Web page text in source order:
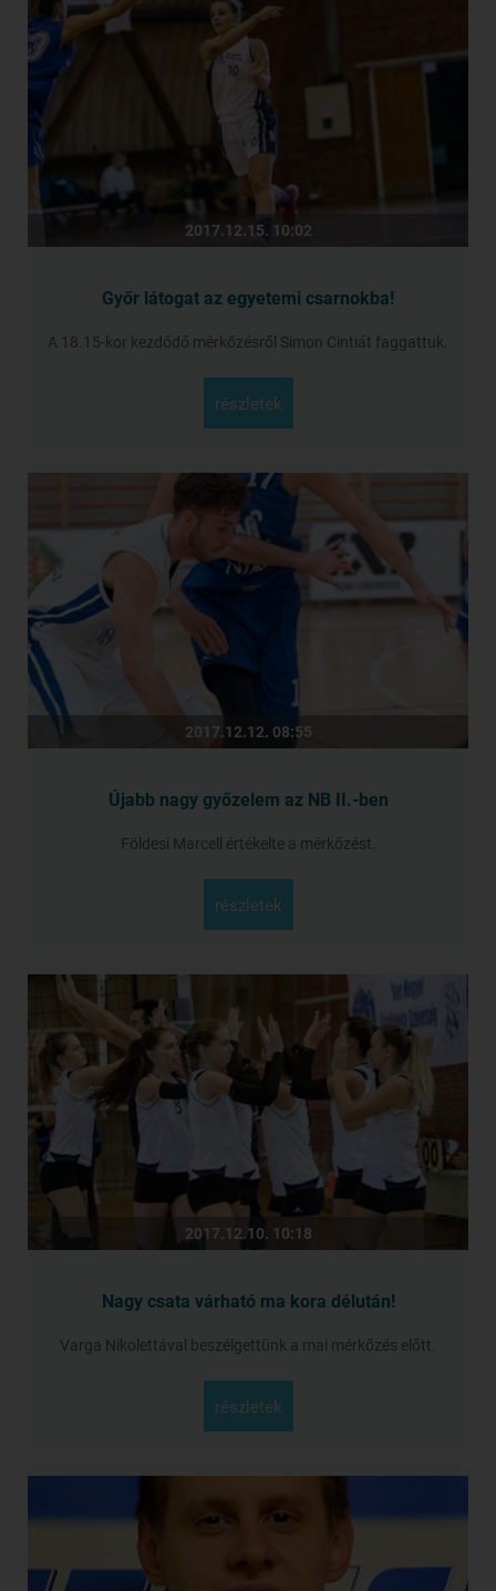
2017.12.15. 10:02
Győr látogat az egyetemi csarnokba!
A 18.15-kor kezdődő mérkőzésről Simon Cintiát faggattuk.
részletek
2017.12.12. 08:55
Újabb nagy győzelem az NB II.-ben
Földesi Marcell értékelte a mérkőzést.
részletek
2017.12.10. 10:18
Nagy csata várható ma kora délután!
Varga Nikolettával beszélgettünk a mai mérkőzés előtt.
részletek